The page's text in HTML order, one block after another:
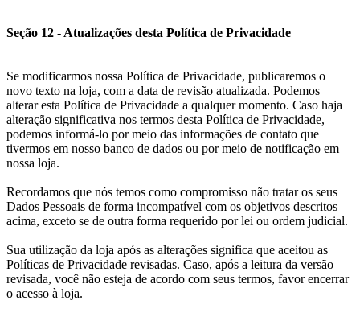
Seção 12 - Atualizações desta Política de Privacidade
Se modificarmos nossa Política de Privacidade, publicaremos o
novo texto na loja, com a data de revisão atualizada. Podemos
alterar esta Política de Privacidade a qualquer momento. Caso haja
alteração significativa nos termos desta Política de Privacidade,
podemos informá-lo por meio das informações de contato que
tivermos em nosso banco de dados ou por meio de notificação em
nossa loja.
Recordamos que nós temos como compromisso não tratar os seus
Dados Pessoais de forma incompatível com os objetivos descritos
acima, exceto se de outra forma requerido por lei ou ordem judicial.
Sua utilização da loja após as alterações significa que aceitou as
Políticas de Privacidade revisadas. Caso, após a leitura da versão
revisada, você não esteja de acordo com seus termos, favor encerrar
o acesso à loja.